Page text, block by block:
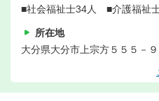
■社会福祉士34人 ■介護福祉
所在地
大分県大分市上宗方５５５－９